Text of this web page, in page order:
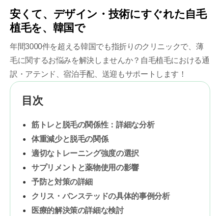
安くて、デザイン・技術にすぐれた自毛
植毛を、韓国で
年間3000件を超える韓国でも指折りのクリニックで、薄
毛に関するお悩みを解決しませんか？自毛植毛における通
訳・アテンド、宿泊手配、送迎もサポートします！
目次
筋トレと脱毛の関係性：詳細な分析
体重減少と脱毛の関係
適切なトレーニング強度の選択
サプリメントと薬物使用の影響
予防と対策の詳細
クリス・バンステッドの具体的事例分析
医療的解決策の詳細な検討